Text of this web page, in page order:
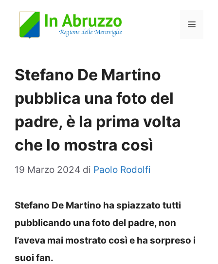
Menu
Stefano De Martino
pubblica una foto del
padre, è la prima volta
che lo mostra così
19 Marzo 2024 di Paolo Rodolfi
Stefano De Martino ha spiazzato tutti
pubblicando una foto del padre, non
l’aveva mai mostrato così e ha sorpreso i
suoi fan.